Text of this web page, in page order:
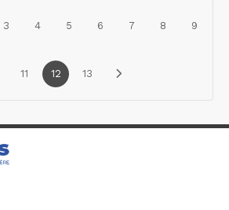
3 4 5 6 7 8 9
11 12 13